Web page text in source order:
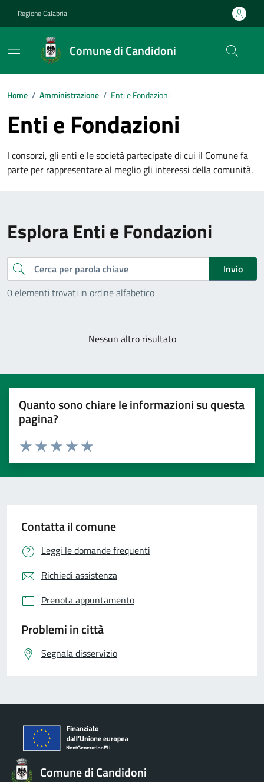
Regione Calabria
Comune di Candidoni
Home / Amministrazione / Enti e Fondazioni
Enti e Fondazioni
I consorzi, gli enti e le società partecipate di cui il Comune fa
parte per rappresentare al meglio gli interessi della comunità.
Esplora Enti e Fondazioni
Cerca
Invio
0 elementi trovati in ordine alfabetico
Nessun altro risultato
Quanto sono chiare le informazioni su questa
pagina?
Valuta 5 stelle su 5
Valuta 4 stelle su 5
Valuta 3 stelle su 5
Valuta 2 stelle su 5
Valuta 1 stelle su 5
Contatta il comune
Leggi le domande frequenti
Richiedi assistenza
Prenota appuntamento
Problemi in città
Segnala disservizio
Comune di Candidoni